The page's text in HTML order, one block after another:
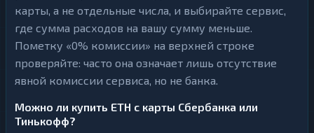
карты, а не отдельные числа, и выбирайте сервис,
где сумма расходов на вашу сумму меньше.
Пометку «0% комиссии» на верхней строке
проверяйте: часто она означает лишь отсутствие
явной комиссии сервиса, но не банка.
Можно ли купить ETH с карты Сбербанка или
Тинькофф?